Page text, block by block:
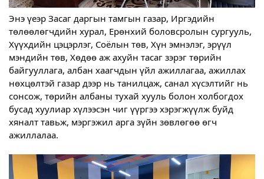
Энэ үеэр Засаг даргын тамгын газар, Иргэдийн
төлөөлөгчдийн хурал, Ерөнхий боловсролын сургууль,
Хүүхдийн цэцэрлэг, Соёлын төв, Хүн эмнэлэг, эрүүл
мэндийн төв, Хөдөө аж ахуйн тасаг зэрэг төрийн
байгууллага, албан хаагчдын үйл ажиллагаа, ажиллах
нөхцөлтэй газар дээр нь танилцаж, санал хүсэлтийг нь
сонсож, төрийн албаны тухай хууль болон холбогдох
бусад хуулиар хүлээсэн чиг үүргээ хэрэгжүүлж буйд
хяналт тавьж, мэргэжил арга зүйн зөвлөгөө өгч
ажиллалаа.